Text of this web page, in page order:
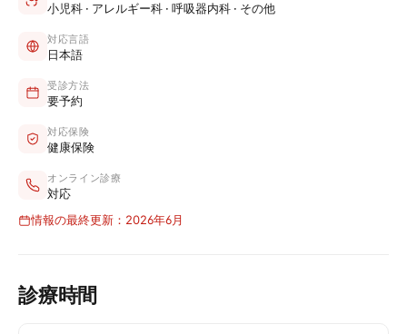
小児科 · アレルギー科 · 呼吸器内科 · その他
対応言語
日本語
受診方法
要予約
対応保険
健康保険
オンライン診療
対応
情報の最終更新：2026年6月
診療時間